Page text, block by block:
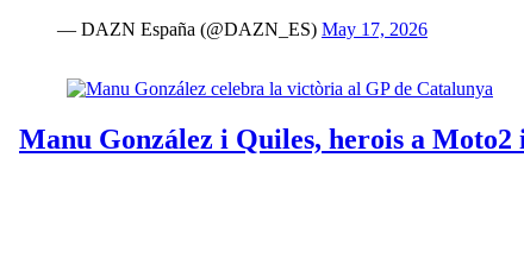
— DAZN España (@DAZN_ES) May 17, 2026